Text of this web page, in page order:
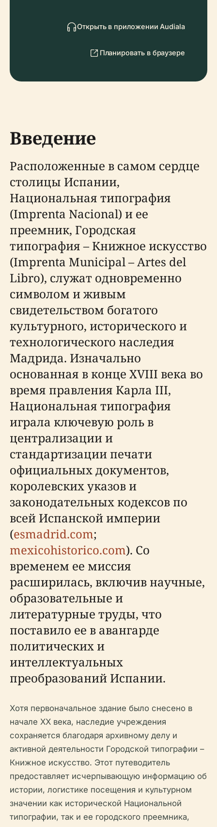
Открыть в приложении Audiala
Планировать в браузере
Введение
Расположенные в самом сердце
столицы Испании,
Национальная типография
(Imprenta Nacional) и ее
преемник, Городская
типография – Книжное искусство
(Imprenta Municipal – Artes del
Libro), служат одновременно
символом и живым
свидетельством богатого
культурного, исторического и
технологического наследия
Мадрида. Изначально
основанная в конце XVIII века во
время правления Карла III,
Национальная типография
играла ключевую роль в
централизации и
стандартизации печати
официальных документов,
королевских указов и
законодательных кодексов по
всей Испанской империи
(esmadrid.com;
mexicohistorico.com). Со
временем ее миссия
расширилась, включив научные,
образовательные и
литературные труды, что
поставило ее в авангарде
политических и
интеллектуальных
преобразований Испании.
Хотя первоначальное здание было снесено в
начале XX века, наследие учреждения
сохраняется благодаря архивному делу и
активной деятельности Городской типографии –
Книжное искусство. Этот путеводитель
предоставляет исчерпывающую информацию об
истории, логистике посещения и культурном
значении как исторической Национальной
типографии, так и ее городского преемника,